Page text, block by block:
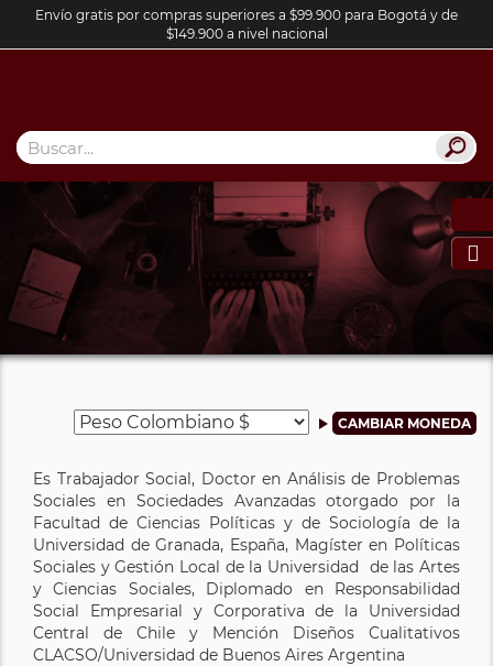
Envío gratis por compras superiores a $99.900 para Bogotá y de
$149.900 a nivel nacional

Es Trabajador Social, Doctor en Análisis de Problemas
Sociales en Sociedades Avanzadas otorgado por la
Facultad de Ciencias Políticas y de Sociología de la
Universidad de Granada, España, Magíster en Políticas
Sociales y Gestión Local de la Universidad de las Artes
y Ciencias Sociales, Diplomado en Responsabilidad
Social Empresarial y Corporativa de la Universidad
Central de Chile y Mención Diseños Cualitativos
CLACSO/Universidad de Buenos Aires Argentina